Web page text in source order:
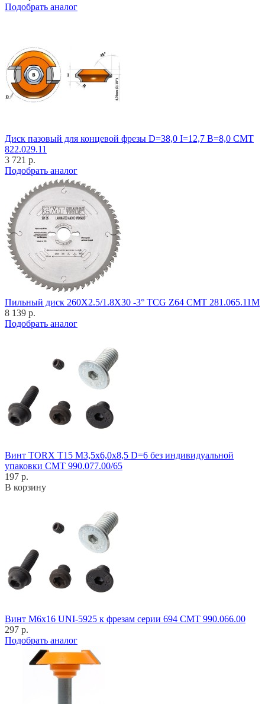
Подобрать аналог
Диск пазовый для концевой фрезы D=38,0 I=12,7 B=8,0 CMT
822.029.11
3 721 р.
Подобрать аналог
Пильный диск 260X2.5/1.8X30 -3° TCG Z64 CMT 281.065.11M
8 139 р.
Подобрать аналог
Винт TORX T15 M3,5x6,0x8,5 D=6 без индивидуальной
упаковки CMT 990.077.00/65
197 р.
В корзину
Винт M6x16 UNI-5925 к фрезам серии 694 CMT 990.066.00
297 р.
Подобрать аналог